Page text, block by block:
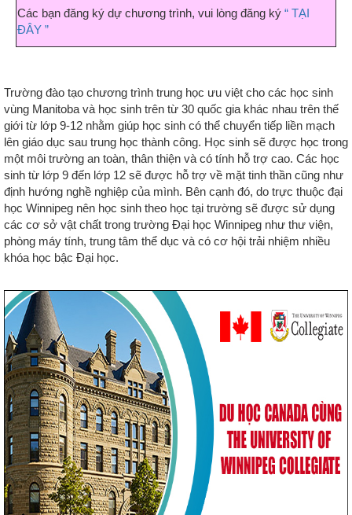
Các bạn đăng ký dự chương trình, vui lòng đăng ký “ TẠI
ĐÂY ”
Trường đào tạo chương trình trung học ưu việt cho các học sinh
vùng Manitoba và học sinh trên từ 30 quốc gia khác nhau trên thế
giới từ lớp 9-12 nhằm giúp học sinh có thể chuyển tiếp liền mạch
lên giáo dục sau trung học thành công. Học sinh sẽ được học trong
một môi trường an toàn, thân thiện và có tính hỗ trợ cao. Các học
sinh từ lớp 9 đến lớp 12 sẽ được hỗ trợ về mặt tinh thần cũng như
định hướng nghề nghiệp của mình. Bên cạnh đó, do trực thuộc đại
học Winnipeg nên học sinh theo học tại trường sẽ được sử dụng
các cơ sở vật chất trong trường Đại học Winnipeg như thư viện,
phòng máy tính, trung tâm thể dục và có cơ hội trải nhiệm nhiều
khóa học bậc Đại học.